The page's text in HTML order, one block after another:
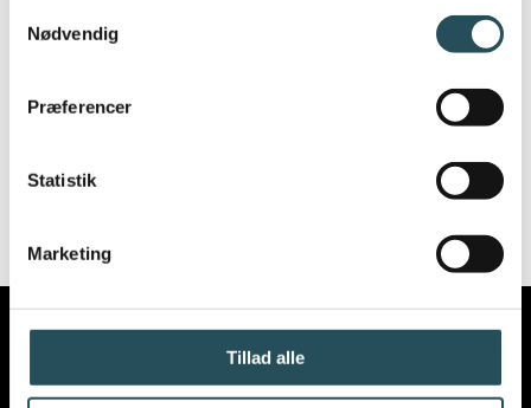
Nødvendig
Præferencer
Statistik
Marketing
Tillad alle
Hvis man allerede bruger MobilePay og
Get Paid, vil man automatisk få den nye